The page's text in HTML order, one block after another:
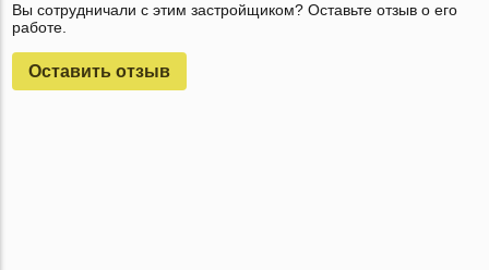
Вы сотрудничали с этим застройщиком? Оставьте отзыв о его
работе.
Оставить отзыв